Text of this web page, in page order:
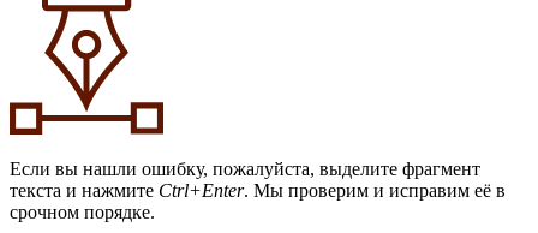
Если вы нашли ошибку, пожалуйста, выделите фрагмент
текста и нажмите Ctrl+Enter. Мы проверим и исправим её в
срочном порядке.